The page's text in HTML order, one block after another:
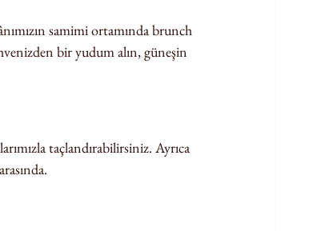
samimi ortamında brunch
bir yudum alın, güneşin
taçlandırabilirsiniz. Ayrıca